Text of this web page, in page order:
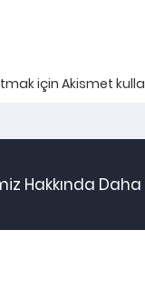
için Akismet
Hakkında